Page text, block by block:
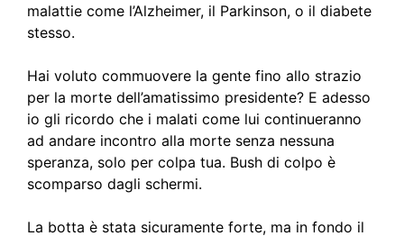
malattie come l’Alzheimer, il Parkinson, o il diabete
stesso.
Hai voluto commuovere la gente fino allo strazio
per la morte dell’amatissimo presidente? E adesso
io gli ricordo che i malati come lui continueranno
ad andare incontro alla morte senza nessuna
speranza, solo per colpa tua. Bush di colpo è
scomparso dagli schermi.
La botta è stata sicuramente forte, ma in fondo il